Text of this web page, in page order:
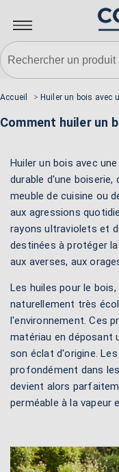
Accueil > Huiler un bois avec
Comment huiler un
Huiler un bois avec une
durable d'une boiserie,
meuble de cuisine ou
aux agressions
rayons ultraviolets et
destinées à protéger
aux averses, aux
Les huiles pour le
naturellement très
l'environnement. Ces
matériau en déposant
son éclat d'origine.
profondément dans
devient alors
perméable à la vapeur